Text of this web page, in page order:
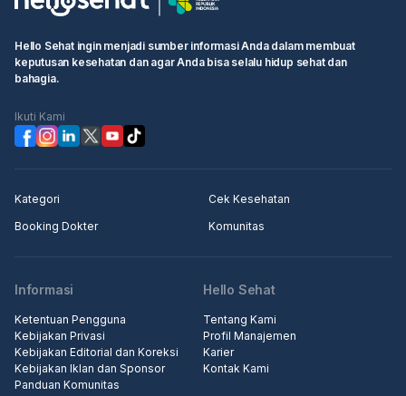
booking"
Langkah 2: Pergi ke rumah sakit atau klinik terjadwal, pergi ke
konter penerimaan medis, tunjukkan informasi booking kepada
resepsionis/perawat
Langkah 3: Masuk ke klinik untuk pemeriksaan.
Hello Sehat ingin menjadi sumber informasi Anda dalam membuat
keputusan kesehatan dan agar Anda bisa selalu hidup sehat dan
bahagia.
Ikuti Kami
Kategori
Cek Kesehatan
Booking Dokter
Komunitas
Informasi
Ketentuan Pengguna
Kebijakan Privasi
Kebijakan Editorial dan Koreksi
Kebijakan Iklan dan Sponsor
Panduan Komunitas
Hello Sehat
Tentang Kami
Profil Manajemen
Karier
Kontak Kami